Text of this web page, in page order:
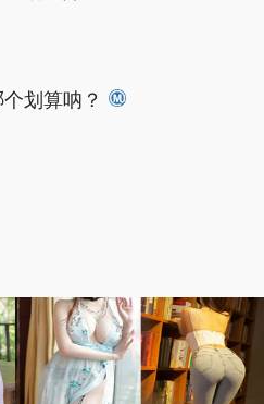
划算呐？